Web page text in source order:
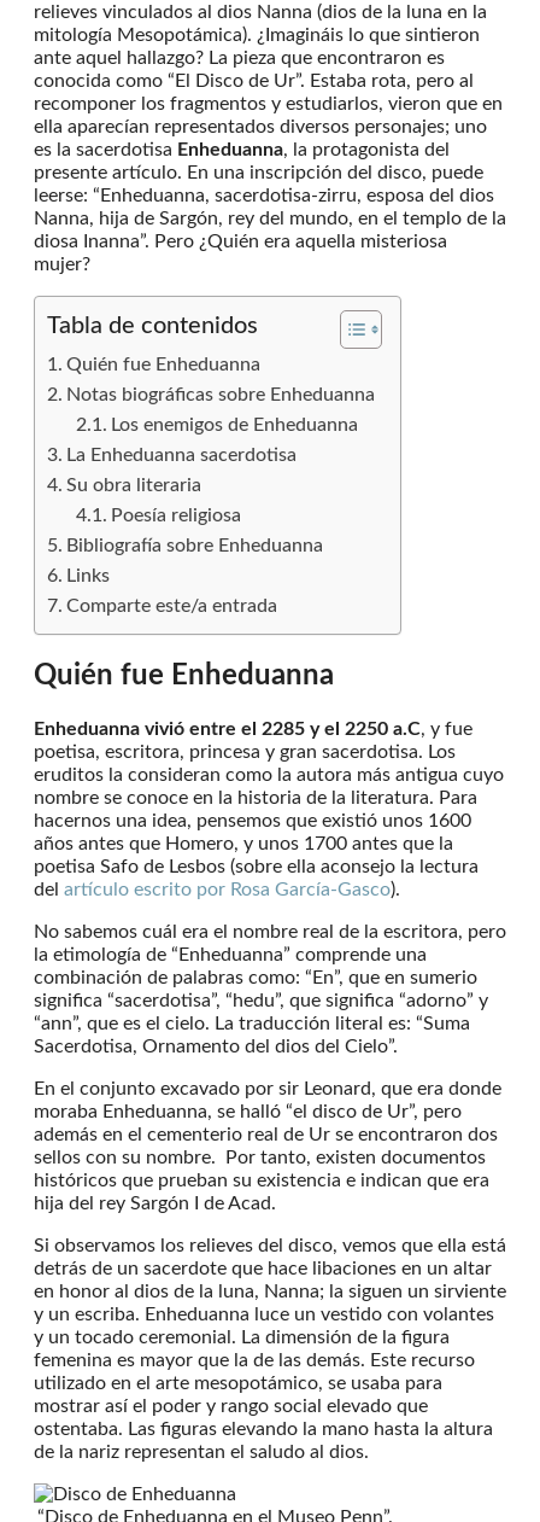
relieves vinculados al dios Nanna (dios de la luna en la
mitología Mesopotámica). ¿Imagináis lo que sintieron
ante aquel hallazgo? La pieza que encontraron es
conocida como “El Disco de Ur”. Estaba rota, pero al
recomponer los fragmentos y estudiarlos, vieron que en
ella aparecían representados diversos personajes; uno
es la sacerdotisa Enheduanna, la protagonista del
presente artículo. En una inscripción del disco, puede
leerse: “Enheduanna, sacerdotisa-zirru, esposa del dios
Nanna, hija de Sargón, rey del mundo, en el templo de la
diosa Inanna”. Pero ¿Quién era aquella misteriosa
mujer?
Tabla de contenidos
Quién fue Enheduanna
Notas biográficas sobre Enheduanna
Los enemigos de Enheduanna
La Enheduanna sacerdotisa
Su obra literaria
Poesía religiosa
Bibliografía sobre Enheduanna
Links
Comparte este/a entrada
Quién fue Enheduanna
Enheduanna vivió entre el 2285 y el 2250 a.C, y fue
poetisa, escritora, princesa y gran sacerdotisa. Los
eruditos la consideran como la autora más antigua cuyo
nombre se conoce en la historia de la literatura. Para
hacernos una idea, pensemos que existió unos 1600
años antes que Homero, y unos 1700 antes que la
poetisa Safo de Lesbos (sobre ella aconsejo la lectura
del artículo escrito por Rosa García-Gasco).
No sabemos cuál era el nombre real de la escritora, pero
la etimología de “Enheduanna” comprende una
combinación de palabras como: “En”, que en sumerio
significa “sacerdotisa”, “hedu”, que significa “adorno” y
“ann”, que es el cielo. La traducción literal es: “Suma
Sacerdotisa, Ornamento del dios del Cielo”.
En el conjunto excavado por sir Leonard, que era donde
moraba Enheduanna, se halló “el disco de Ur”, pero
además en el cementerio real de Ur se encontraron dos
sellos con su nombre. Por tanto, existen documentos
históricos que prueban su existencia e indican que era
hija del rey Sargón I de Acad.
Si observamos los relieves del disco, vemos que ella está
detrás de un sacerdote que hace libaciones en un altar
en honor al dios de la luna, Nanna; la siguen un sirviente
y un escriba. Enheduanna luce un vestido con volantes
y un tocado ceremonial. La dimensión de la figura
femenina es mayor que la de las demás. Este recurso
utilizado en el arte mesopotámico, se usaba para
mostrar así el poder y rango social elevado que
ostentaba. Las figuras elevando la mano hasta la altura
de la nariz representan el saludo al dios.
“Disco de Enheduanna en el Museo Penn”.